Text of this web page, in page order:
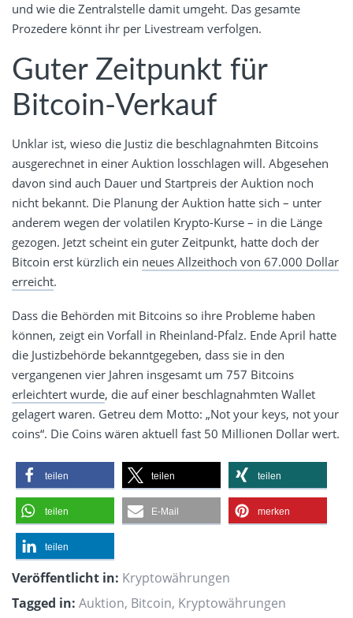
und wie die Zentralstelle damit umgeht. Das gesamte
Prozedere könnt ihr per Livestream verfolgen.
Guter Zeitpunkt für
Bitcoin-Verkauf
Unklar ist, wieso die Justiz die beschlagnahmten Bitcoins
ausgerechnet in einer Auktion losschlagen will. Abgesehen
davon sind auch Dauer und Startpreis der Auktion noch
nicht bekannt. Die Planung der Auktion hatte sich – unter
anderem wegen der volatilen Krypto-Kurse – in die Länge
gezogen. Jetzt scheint ein guter Zeitpunkt, hatte doch der
Bitcoin erst kürzlich ein neues Allzeithoch von 67.000 Dollar
erreicht.
Dass die Behörden mit Bitcoins so ihre Probleme haben
können, zeigt ein Vorfall in Rheinland-Pfalz. Ende April hatte
die Justizbehörde bekanntgegeben, dass sie in den
vergangenen vier Jahren insgesamt um 757 Bitcoins
erleichtert wurde, die auf einer beschlagnahmten Wallet
gelagert waren. Getreu dem Motto: „Not your keys, not your
coins“. Die Coins wären aktuell fast 50 Millionen Dollar wert.
teilen teilen teilen
teilen E-Mail merken
teilen
Veröffentlicht in: Kryptowährungen
Tagged in: Auktion, Bitcoin, Kryptowährungen